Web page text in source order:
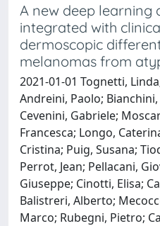
A new deep learning
integrated with
dermoscopic
melanomas from
2021-01-01 Tognetti,
Andreini, Paolo;
Cevenini, Gabriele;
Francesca; Longo,
Cristina; Puig, Susana;
Perrot, Jean; Pellacani,
Giuseppe; Cinotti, Elisa;
Balistreri, Alberto;
Marco; Rubegni, Pietro;